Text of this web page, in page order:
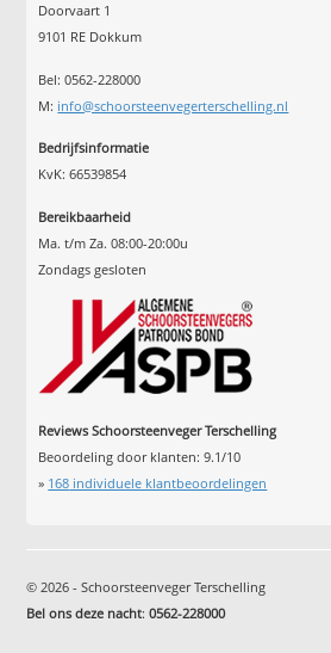
Doorvaart 1
9101 RE Dokkum
Bel: 0562-228000
M: info@schoorsteenvegerterschelling.nl
Bedrijfsinformatie
KvK: 66539854
Bereikbaarheid
Ma. t/m Za. 08:00-20:00u
Zondags gesloten
Reviews Schoorsteenveger Terschelling
Beoordeling door klanten:9.1/10
» 168 individuele klantbeoordelingen
© 2026 - Schoorsteenveger Terschelling
Bel ons deze nacht:0562-228000